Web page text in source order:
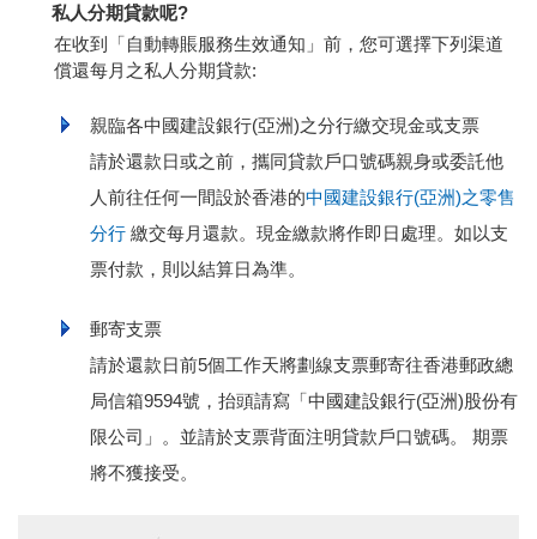
私人分期貸款呢?
在收到「自動轉賬服務生效通知」前，您可選擇下列渠道
償還每月之私人分期貸款:
親臨各中國建設銀行(亞洲)之分行繳交現金或支票
請於還款日或之前，攜同貸款戶口號碼親身或委託他
人前往任何一間設於香港的中國建設銀行(亞洲)之零售
分行 繳交每月還款。現金繳款將作即日處理。如以支
票付款，則以結算日為準。
郵寄支票
請於還款日前5個工作天將劃線支票郵寄往香港郵政總
局信箱9594號，抬頭請寫「中國建設銀行(亞洲)股份有
限公司」。並請於支票背面注明貸款戶口號碼。 期票
將不獲接受。